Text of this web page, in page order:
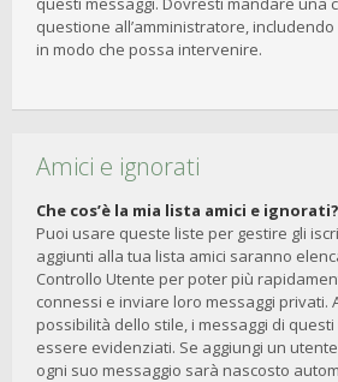
questione all’amministratore,
in modo che possa intervenire.
Amici e ignorati
Che cos’è la mia lista amici e ignorati?
Puoi usare queste liste per gestire gli
aggiunti alla tua lista amici saranno
Controllo Utente per poter più
connessi e inviare loro messaggi privati.
possibilità dello stile, i messaggi di
essere evidenziati. Se aggiungi un
ogni suo messaggio sarà nascosto